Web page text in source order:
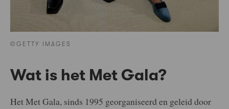
©GETTY IMAGES
Wat is het Met Gala?
Het Met Gala, sinds 1995 georganiseerd en geleid door